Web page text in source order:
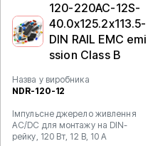
120-220AC-12S-
40.0x125.2x113.5-
DIN RAIL EMC emi
ssion Class B
Назва у виробника
NDR-120-12
Імпульсне джерело живлення
AC/DC для монтажу на DIN-
рейку, 120 Вт, 12 В, 10 А